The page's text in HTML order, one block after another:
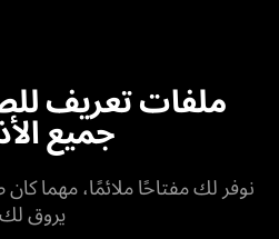
ملفات تعريف
جميع
نوفر لك مفتاحًا ملائمًا، مهما
يروق